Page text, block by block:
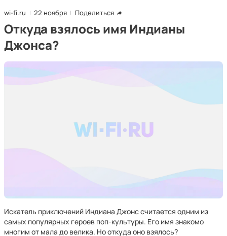
wi-fi.ru 22 ноября Поделиться
Откуда взялось имя Индианы
Джонса?
Искатель приключений Индиана Джонс считается одним из
самых популярных героев поп-культуры. Его имя знакомо
многим от мала до велика. Но откуда оно взялось?